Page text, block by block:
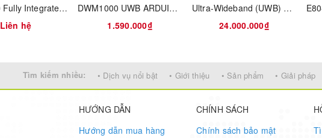
QPK3000 Fully Integrated UWB RTLS Module
Liên hệ
DWM1000 UWB ARDUINO SHIELD
1.590.000₫
Ultra-Wideband (UWB) Transceiver Development Kit
24.000.000₫
Tìm kiếm nhiều: • Dịch vụ nổi bật • Giới thiệu • Sản phẩm • Giải pháp
HƯỚNG DẪN
Hướng dẫn mua hàng
CHÍNH SÁCH
Chính sách bảo mật